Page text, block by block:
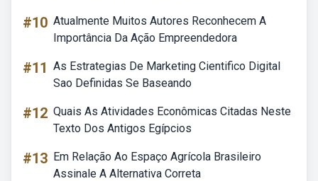
#10 Atualmente Muitos Autores Reconhecem A
Importância Da Ação Empreendedora
#11 As Estrategias De Marketing Cientifico Digital
Sao Definidas Se Baseando
#12 Quais As Atividades Econômicas Citadas Neste
Texto Dos Antigos Egípcios
#13 Em Relação Ao Espaço Agrícola Brasileiro
Assinale A Alternativa Correta